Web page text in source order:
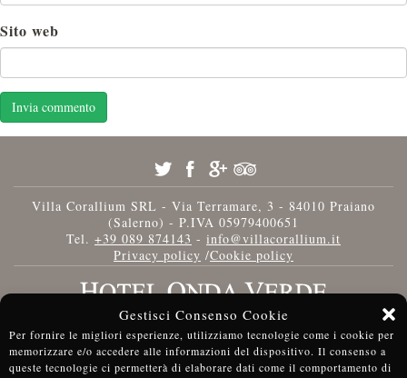
Gestisci Consenso Cookie
Per fornire le migliori esperienze, utilizziamo tecnologie come i cookie per
memorizzare e/o accedere alle informazioni del dispositivo. Il consenso a
queste tecnologie ci permetterà di elaborare dati come il comportamento di
Sito web
Villa Corallium SRL - Via Terramare, 3 - 84010 Praiano
(Salerno) - P.IVA 05979400651
Tel. +39 089 874143 - info@villacorallium.it
Privacy policy /Cookie policy